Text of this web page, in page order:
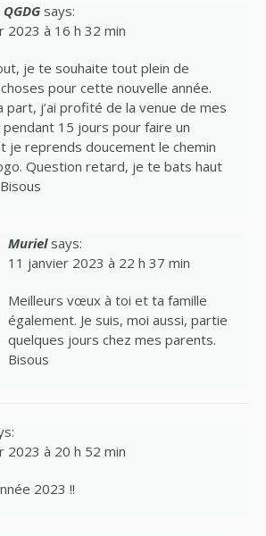
says:
2023 à 16 h 32 min
je te souhaite tout plein de
pour cette nouvelle année.
part, j’ai profité de la venue de mes
15 jours pour faire un
je reprends doucement le chemin
Question retard, je te bats haut
Muriel says:
11 janvier 2023 à 22 h 37 min
Meilleurs vœux à toi et ta famille
également. Je suis, moi aussi, partie
quelques jours chez mes parents.
Bisous
2023 à 20 h 52 min
2023 !!